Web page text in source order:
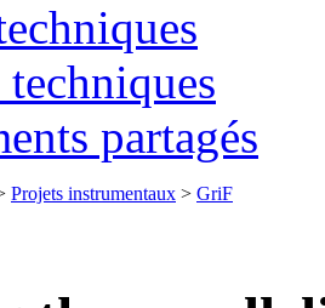
partagés
Projets instrumentaux > GriF